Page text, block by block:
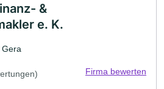
&
e. K.
Firma bewerten